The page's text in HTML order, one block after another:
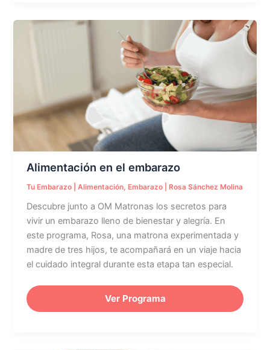
Alimentación en el embarazo
Tu Embarazo |Alimentación Embarazo Rosa Sánchez Molina
Descubre junto a OM Matronas los secretos para
vivir un embarazo lleno de bienestar y alegría. En
este programa, Rosa, una matrona experimentada y
madre de tres hijos, te acompañará en un viaje hacia
el cuidado integral durante esta etapa tan especial.
embarazo
Ver Programa